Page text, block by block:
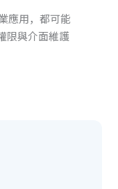
應用，都可能
限與介面維護